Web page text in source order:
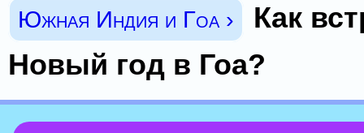
Южная Индия и Гоа ›
Как
Новый год в Гоа?